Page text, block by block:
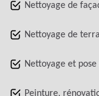
Nettoyage de
Nettoyage de
Nettoyage et
Peinture,